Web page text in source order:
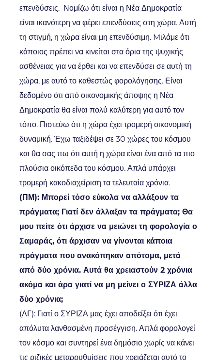
επενδύσεις. Νομίζω ότι είναι η Νέα Δημοκρατία
είναι ικανότερη να φέρει επενδύσεις στη χώρα. Αυτή
τη στιγμή, η χώρα είναι μη επενδύσιμη. Mιλάμε ότι
κάποιος πρέπει να κινείται στα όρια της ψυχικής
ασθένειας για να έρθει και να επενδύσει σε αυτή τη
χώρα, με αυτό το καθεστώς φορολόγησης. Είναι
δεδομένο ότι από οικονομικής άποψης η Νέα
Δημοκρατία θα είναι πολύ καλύτερη για αυτό τον
τόπο. Πιστεύω ότι η χώρα έχει τρομερή οικονομική
δυναμική. Έχω ταξιδέψει σε 30 χώρες του κόσμου
και θα σας πω ότι αυτή η χώρα είναι ένα από τα πιο
πλούσια οικόπεδα του κόσμου. Απλά υπάρχει
τρομερή κακοδιαχείριση τα τελευταία χρόνια.
(ΠΜ): Μπορεί τόσο εύκολα να αλλάξουν τα
πράγματα; Γιατί δεν άλλαξαν τα πράγματα; Θα
μου πείτε ότι άρχισε να μειώνει τη φορολογία ο
Σαμαράς, ότι άρχισαν να γίνονται κάποια
πράγματα που ανακόπηκαν απότομα, μετά
από δύο χρόνια. Αυτά θα χρειαστούν 2 χρόνια
ακόμα και άρα γιατί να μη μείνει ο ΣΥΡΙΖΑ άλλα
δύο χρόνια;
(ΛΓ): Γιατί ο ΣΥΡΙΖΑ μας έχει αποδείξει ότι έχει
απόλυτα λανθασμένη προσέγγιση. Απλά φορολογεί
τον κόσμο και συντηρεί ένα δημόσιο χωρίς να κάνει
τις ριζικές μεταρρυθμίσεις που χρειάζεται αυτό το